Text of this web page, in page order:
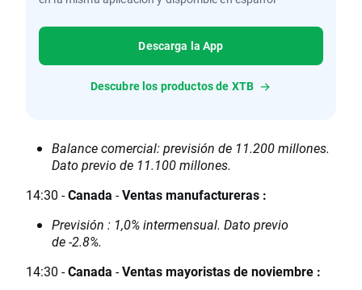
Descarga la App
Descubre los productos de XTB
Balance comercial: previsión de 11.200 millones.
Dato previo de 11.100 millones.
14:30 -Canada -Ventas manufactureras :
Previsión : 1,0% intermensual. Dato previo
de -2.8%.
14:30 -Canada -Ventas mayoristas de noviembre :